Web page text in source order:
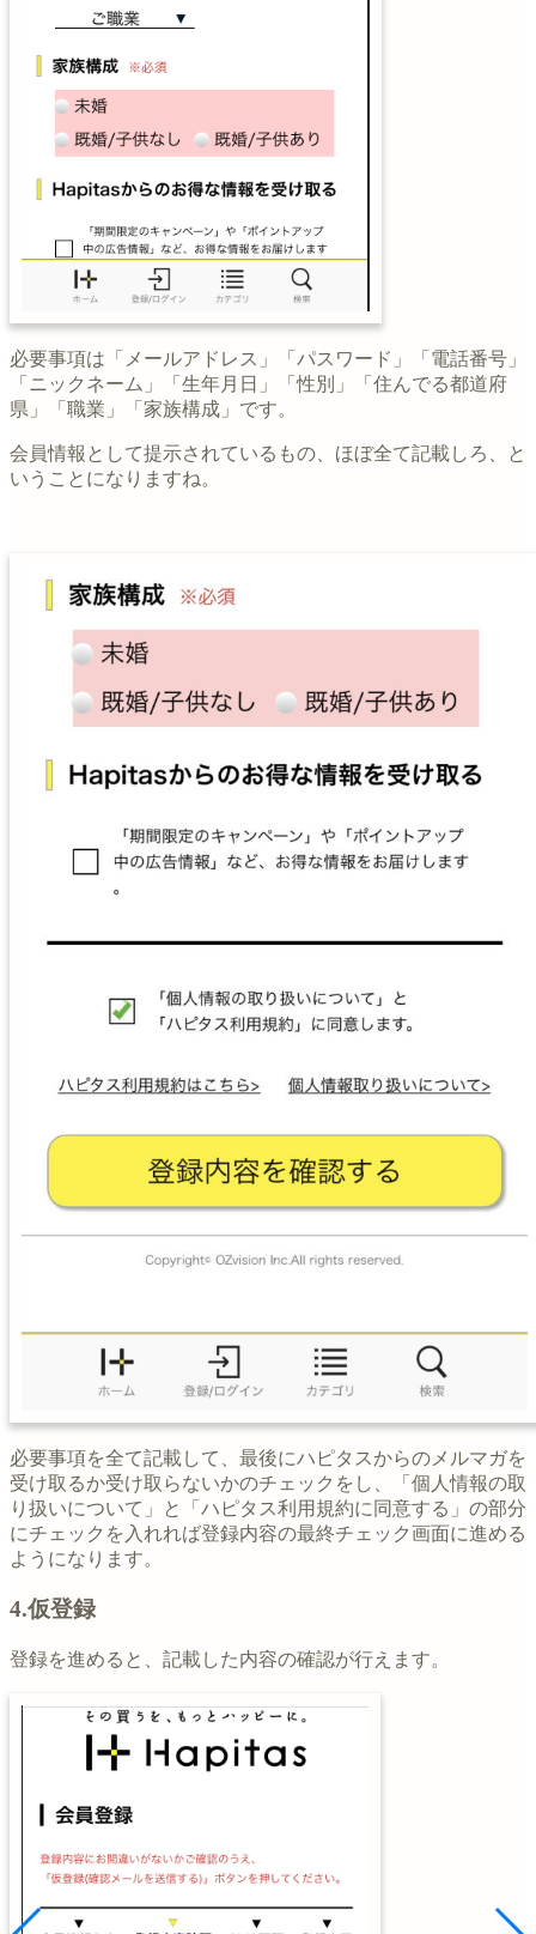
必要事項は「メールアドレス」「パスワード」「電話番号」
「ニックネーム」「生年月日」「性別」「住んでる都道府
県」「職業」「家族構成」です。
会員情報として提示されているもの、ほぼ全て記載しろ、と
いうことになりますね。
必要事項を全て記載して、最後にハピタスからのメルマガを
受け取るか受け取らないかのチェックをし、「個人情報の取
り扱いについて」と「ハピタス利用規約に同意する」の部分
にチェックを入れれば登録内容の最終チェック画面に進める
ようになります。
4.仮登録
登録を進めると、記載した内容の確認が行えます。